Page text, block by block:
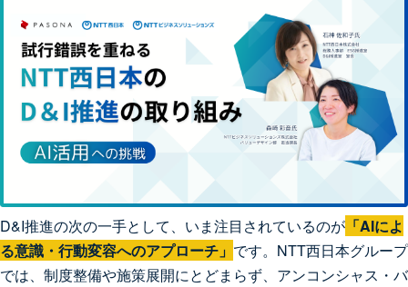
D&I推進の次の一手として、いま注目されているのが 「AIによ
る意識・行動変容へのアプローチ」 です。NTT西日本グループ
では、制度整備や施策展開にとどまらず、アンコンシャス・バ